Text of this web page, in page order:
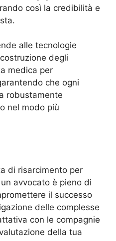
così la credibilità e
alle tecnologie
degli
medica per
che ogni
robustamente
nel modo più
di risarcimento per
avvocato è pieno di
il successo
delle complesse
con le compagnie
della tua